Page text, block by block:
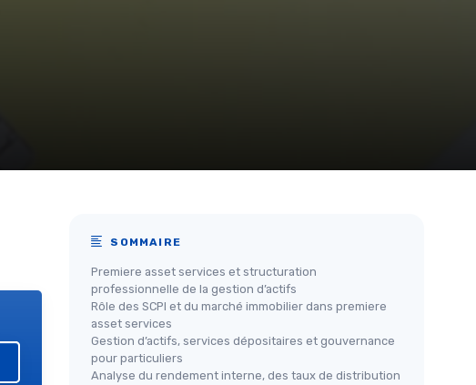
SOMMAIRE
Premiere asset services et structuration
professionnelle de la gestion d’actifs
Rôle des SCPI et du marché immobilier dans premiere
asset services
Gestion d’actifs, services dépositaires et gouvernance
pour particuliers
Analyse du rendement interne, des taux de distribution